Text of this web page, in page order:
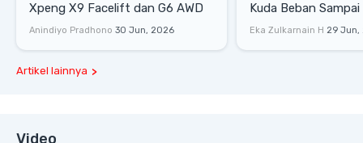
Xpeng X9 Facelift dan G6 AWD
Anindiyo Pradhono 30 Jun, 2026
Kuda Beban
Lifestyle
Eka Zulkarnain H 29 Jun,
Artikel lainnya
Video